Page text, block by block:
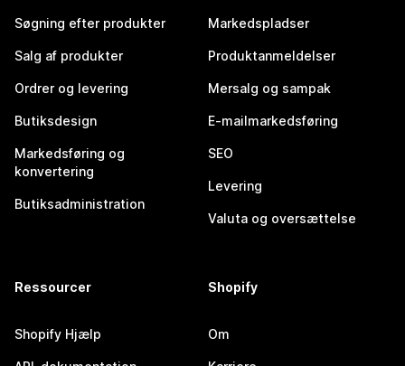
Søgning efter produkter
Salg af produkter
Ordrer og levering
Butiksdesign
Markedsføring og
konvertering
Butiksadministration
Markedspladser
Produktanmeldelser
Mersalg og sampak
E-mailmarkedsføring
SEO
Levering
Valuta og oversættelse
Ressourcer
Shopify Hjælp
Shopify
Om